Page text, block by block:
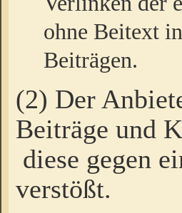
ohne Beitext
Beiträgen.
(2) Der
Beiträge und
diese gegen
verstößt.